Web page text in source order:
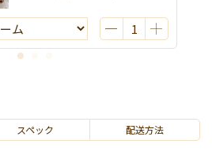
スペック 配送方法